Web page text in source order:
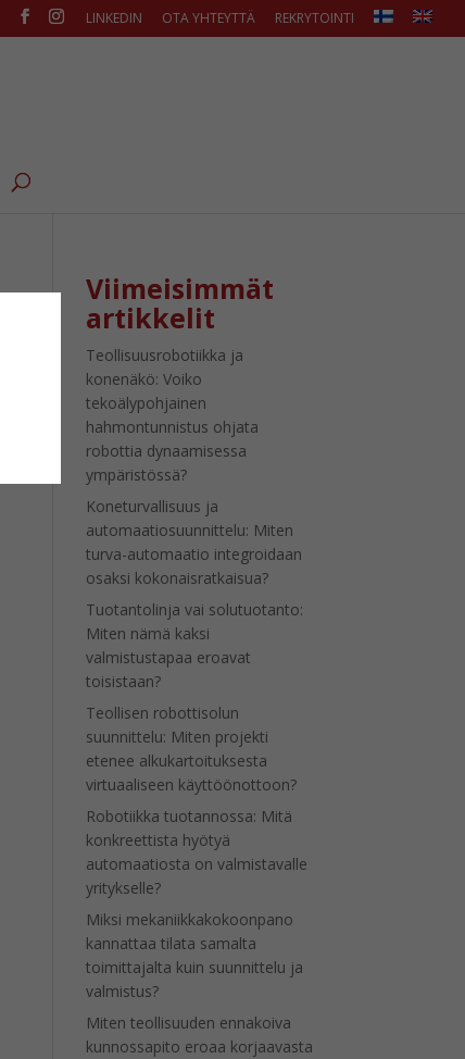
LINKEDIN OTA YHTEYTTÄ REKRYTOINTI
Viimeisimmät
artikkelit
Teollisuusrobotiikka ja
konenäkö: Voiko
tekoälypohjainen
hahmontunnistus ohjata
robottia dynaamisessa
ympäristössä?
Koneturvallisuus ja
automaatiosuunnittelu: Miten
turva-automaatio integroidaan
osaksi kokonaisratkaisua?
Tuotantolinja vai solutuotanto:
Miten nämä kaksi
valmistustapaa eroavat
toisistaan?
Teollisen robottisolun
suunnittelu: Miten projekti
etenee alkukartoituksesta
virtuaaliseen käyttöönottoon?
Robotiikka tuotannossa: Mitä
konkreettista hyötyä
automaatiosta on valmistavalle
yritykselle?
Miksi mekaniikkakokoonpano
kannattaa tilata samalta
toimittajalta kuin suunnittelu ja
valmistus?
Miten teollisuuden ennakoiva
kunnossapito eroaa korjaavasta